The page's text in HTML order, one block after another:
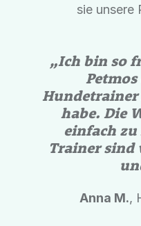
sie unsere
„Ich bin so
habe. Die
einfach
Trainer
Anna M.,